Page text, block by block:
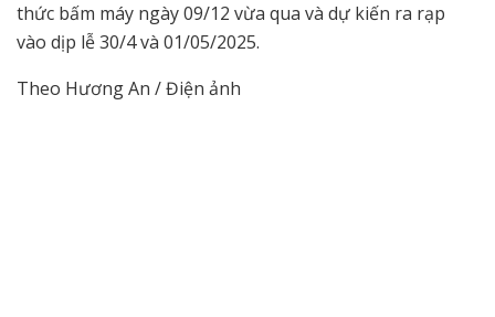
thức bấm máy ngày 09/12 vừa qua và dự kiến ra rạp
vào dịp lễ 30/4 và 01/05/2025.
Theo Hương An / Điện ảnh